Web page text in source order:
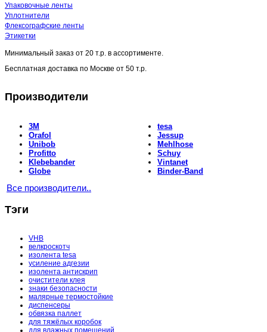
Упаковочные ленты
Уплотнители
Флексографские ленты
Этикетки
Минимальный заказ от 20 т.р. в ассортименте.
Бесплатная доставка по Москве от 50 т.р.
Производители
3M
Orafol
Unibob
Profitto
Klebebander
Globe
tesa
Jessup
Mehlhose
Schuy
Vintanet
Binder-Band
Все производители..
Тэги
VHB
велкроскотч
изолента tesa
усиление адгезии
изолента антискрип
очистители клея
знаки безопасности
малярные термостойкие
диспенсеры
обвязка паллет
для тяжёлых коробок
для влажных помещений